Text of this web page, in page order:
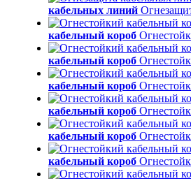
кабельных линий
кабельный короб
кабельный короб
кабельный короб
кабельный короб
кабельный короб
кабельный короб